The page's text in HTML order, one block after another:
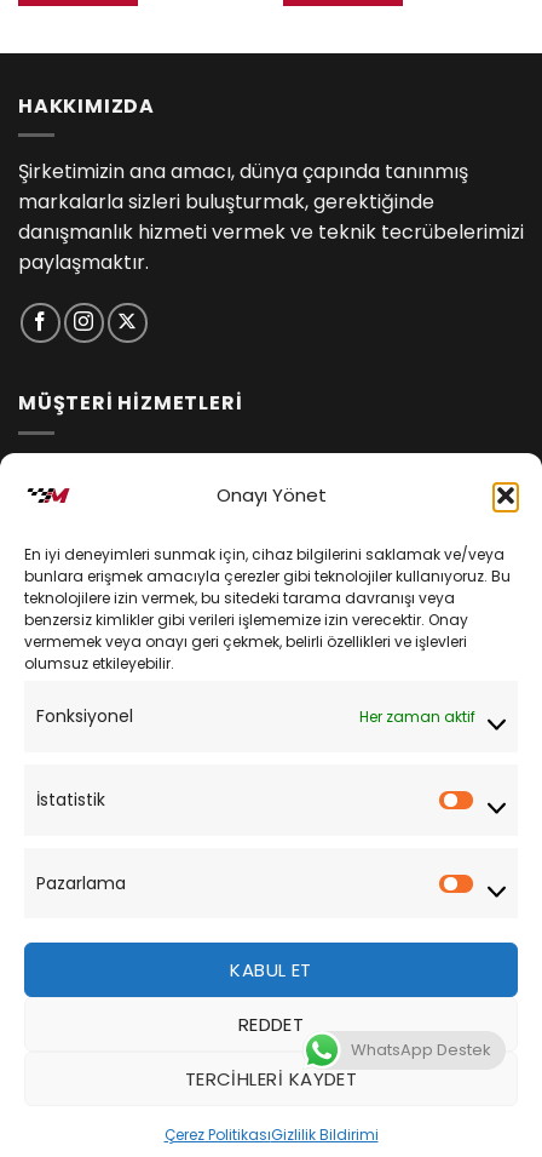
Onayı Yönet
En iyi deneyimleri sunmak için, cihaz bilgilerini saklamak ve/veya
bunlara erişmek amacıyla çerezler gibi teknolojiler kullanıyoruz. Bu
teknolojilere izin vermek, bu sitedeki tarama davranışı veya
benzersiz kimlikler gibi verileri işlememize izin verecektir. Onay
vermemek veya onayı geri çekmek, belirli özellikleri ve işlevleri
olumsuz etkileyebilir.
Fonksiyonel Her zaman aktif
İstatistik
Pazarlama
KABUL ET
REDDET
TERCIHLERI KAYDET
Çerez PolitikasıGizlilik Bildirimi
HAKKIMIZDA
Şirketimizin ana amacı, dünya çapında tanınmış
markalarla sizleri buluşturmak, gerektiğinde
danışmanlık hizmeti vermek ve teknik tecrübelerimizi
paylaşmaktır.
MÜŞTERİ HİZMETLERİ
Kişisel Verilerin Korunması
Mesafeli Satış Sözleşmesi
Sipariş Takibi
Destek
Bu site, size daha iyi bir tarama deneyimi sunmak için
çerezler kullanmaktadır. Bu web sitesinde gezinerek,
çerez kullanımımızı kabul etmiş olursunuz.
DAHA FAZLA BILGI KABUL ET
WhatsApp Destek